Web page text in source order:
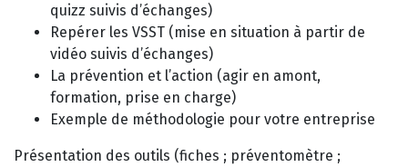
quizz suivis d’échanges)
Repérer les VSST (mise en situation à partir de
vidéo suivis d’échanges)
La prévention et l’action (agir en amont,
formation, prise en charge)
Exemple de méthodologie pour votre entreprise
Présentation des outils (fiches ; préventomètre ;